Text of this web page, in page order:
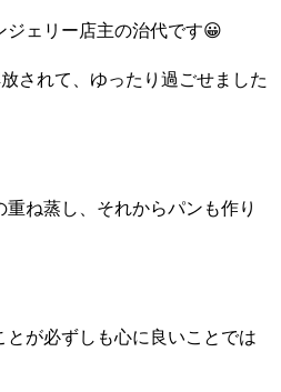
ジェリー店主の治代です😀
されて、ゆったり過ごせました
ね蒸し、それからパンも作り
が必ずしも心に良いことでは